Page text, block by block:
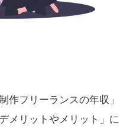
作フリーランスの年収」
メリットやメリット」に